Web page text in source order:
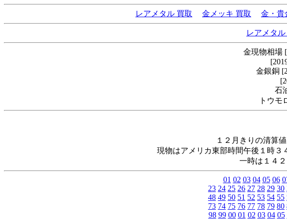
レアメタル 買取 金メッキ 買取 金・貴
レアメタル
金現物相場
金銀銅
石
トウモ
１２月きりの清算
現物はアメリカ東部時間午後１時３
一時は１４
01 02 03 04 05 06
23 24 25 26 27 28 29 30
48 49 50 51 52 53 54 55
73 74 75 76 77 78 79 80
98 99 00 01 02 03 04 05